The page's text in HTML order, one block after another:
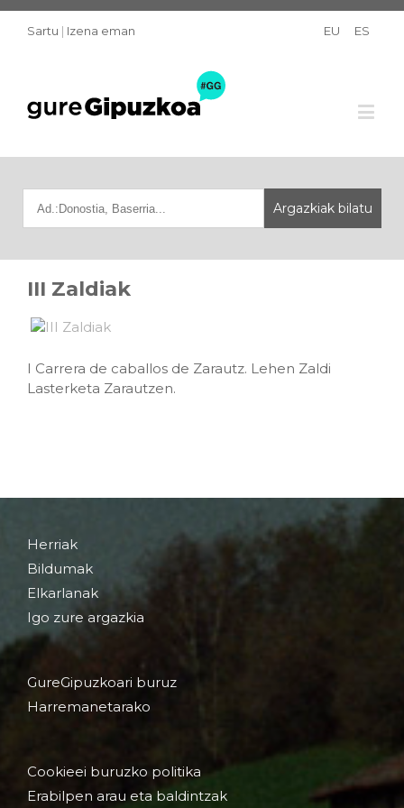
Sartu | Izena eman EU ES
III Zaldiak
I Carrera de caballos de Zarautz. Lehen Zaldi
Lasterketa Zarautzen.
Herriak
Bildumak
Elkarlanak
Igo zure argazkia
GureGipuzkoari buruz
Harremanetarako
Cookieei buruzko politika
Erabilpen arau eta baldintzak